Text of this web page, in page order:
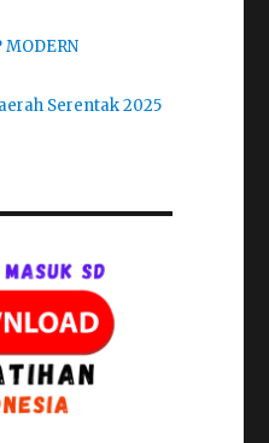
Serentak 2025